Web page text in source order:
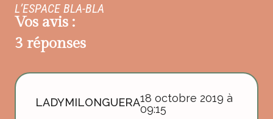
L’ESPACE BLA-BLA
Vos avis :
3 réponses
LADYMILONGUERA18 octobre 2019 à
09:15